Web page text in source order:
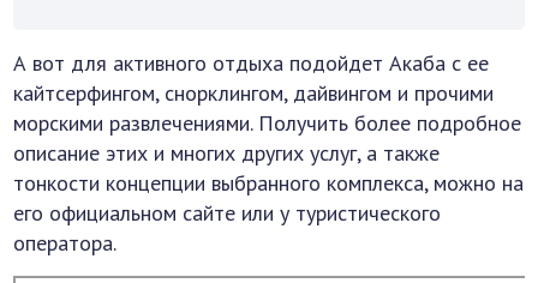
А вот для активного отдыха подойдет Акаба с ее
кайтсерфингом, снорклингом, дайвингом и прочими
морскими развлечениями. Получить более подробное
описание этих и многих других услуг, а также
тонкости концепции выбранного комплекса, можно на
его официальном сайте или у туристического
оператора.